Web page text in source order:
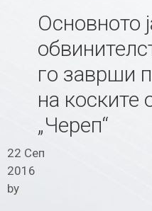
Основното
го заврши
на коските
„Череп“
22 Сеп
2016
by